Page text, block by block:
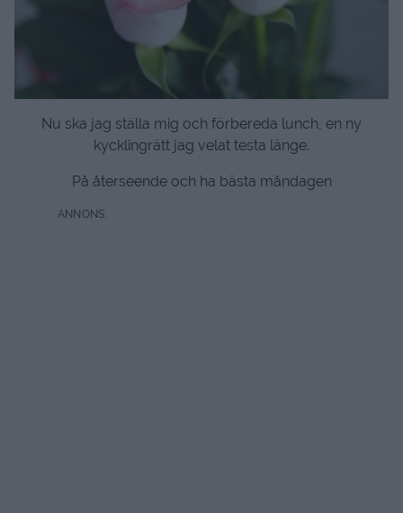
Nu ska jag ställa mig och förbereda lunch, en ny
kycklingrätt jag velat testa länge.
På återseende och ha bästa måndagen